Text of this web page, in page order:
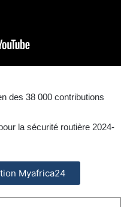
des 38 000 contributions
la sécurité routière 2024-
Myafrica24